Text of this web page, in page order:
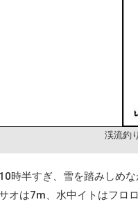
渓流釣
時半すぎ、雪を踏みしめ
オは7m、水中イトはフロ